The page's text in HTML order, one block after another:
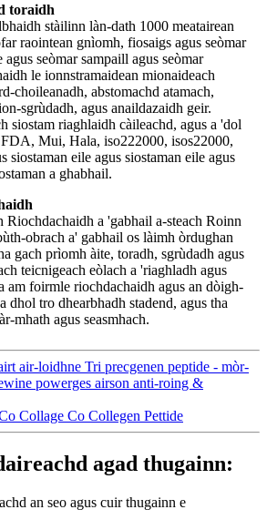
toraidh
stàilinn làn-dath 1000 meatairean
raointean gnìomh, fiosaigs agus seòmar
seòmar sampaill agus seòmar
le ionnstramaidean mionaideach
choileanadh, abstomachd atamach,
sgrùdadh, agus anaildazaidh geir.
siostam riaghlaidh càileachd, agus a 'dol
FDA, Mui, Hala, iso222000, isos22000,
siostaman eile agus siostaman eile agus
a ghabhail.
a 'gabhail a-steach Roinn
obrach a' gabhail os làimh òrdughan
gach prìomh àite, toradh, sgrùdadh agus
teicnigeach eòlach a 'riaghladh agus
am foirmle riochdachaidh agus an dòigh-
dhol tro dhearbhadh stadend, agus tha
mhath agus seasmhach.
air-loidhne Tri precgenen peptide - mòr-
powerges airson anti-roing &
Collage Co Collegen Pettide
agad thugainn:
an seo agus cuir thugainn e